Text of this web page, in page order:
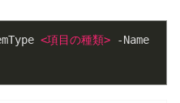
<項目の種類>